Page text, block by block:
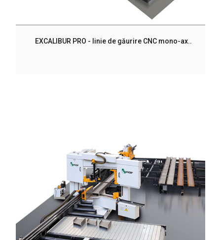
EXCALIBUR PRO - linie de găurire CNC mono-ax..